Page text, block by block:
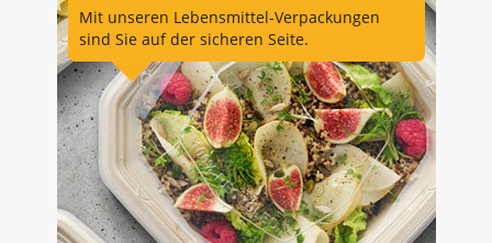
Mit unseren Lebensmittel-Verpackungen
sind Sie auf der sicheren Seite.